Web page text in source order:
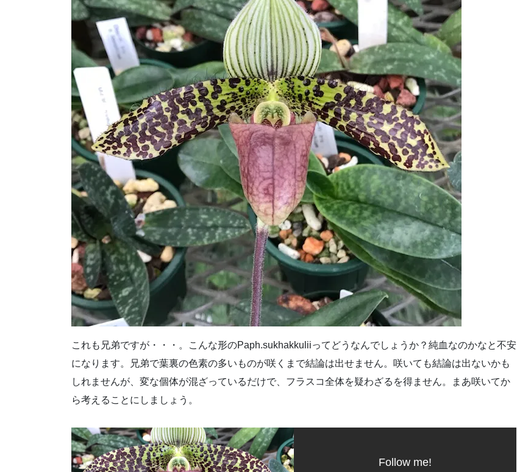
これも兄弟ですが・・・。こんな形のPaph.sukhakkuliiってどうなんでしょうか？純血なのかなと不安
になります。兄弟で葉裏の色素の多いものが咲くまで結論は出せません。咲いても結論は出ないかも
しれませんが、変な個体が混ざっているだけで、フラスコ全体を疑わざるを得ません。まあ咲いてか
ら考えることにしましょう。
Follow me!